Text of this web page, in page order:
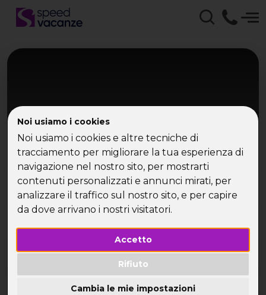
Noi usiamo i cookies
Noi usiamo i cookies e altre tecniche di
tracciamento per migliorare la tua esperienza di
navigazione nel nostro sito, per mostrarti
contenuti personalizzati e annunci mirati, per
analizzare il traffico sul nostro sito, e per capire
da dove arrivano i nostri visitatori.
Accetto
Rifiuto
Cambia le mie impostazioni
Dolomiti - Canazei
Canazei
02 Gen
DURATA
8GG / 7NT
ETÀ GRUPPO